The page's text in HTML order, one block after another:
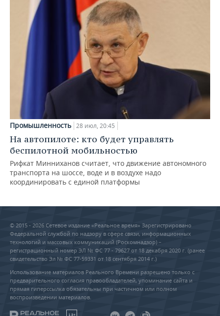
Промышленность 28 июл, 20:45
На автопилоте: кто будет управлять
беспилотной мобильностью
Рифкат Минниханов считает, что движение автономного
транспорта на шоссе, воде и в воздухе надо
координировать с единой платформы
© 2015 - 2026 Сетевое издание «Реальное время» Зарегистрировано
Федеральной службой по надзору в сфере связи, информационных
технологий и массовых коммуникаций (Роскомнадзор) –
регистрационный номер ЭЛ № ФС 77 - 79627 от 18 декабря 2020 г. (ранее
свидетельство Эл № ФС 77-59331 от 18 сентября 2014 г.)
Использование материалов Реального Времени разрешено только с
предварительного согласия правообладателей, упоминание сайта и
прямая гиперссылка обязательны при частичном или полном
воспроизведении материалов.
18+